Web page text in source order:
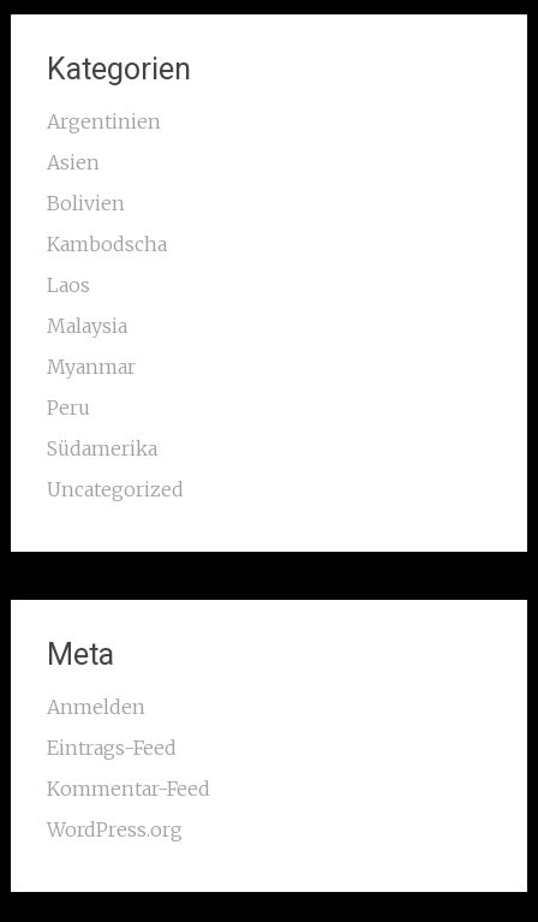
Kategorien
Argentinien
Asien
Bolivien
Kambodscha
Laos
Malaysia
Myanmar
Peru
Südamerika
Uncategorized
Meta
Anmelden
Eintrags-Feed
Kommentar-Feed
WordPress.org